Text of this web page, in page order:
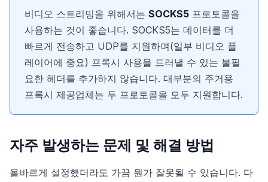
비디오 스트리밍을 위해서는 SOCKS5 프로토콜을
사용하는 것이 좋습니다. SOCKS5는 데이터를 더
빠르게 전송하고 UDP를 지원하며(일부 비디오 플
레이어에 중요) 프록시 사용을 드러낼 수 있는 불필
요한 헤더를 추가하지 않습니다. 대부분의 주거용
프록시 제공업체는 두 프로토콜을 모두 지원합니다.
자주 발생하는 문제 및 해결 방법
올바르게 설정했더라도 가끔 뭔가 잘못될 수 있습니다. 다